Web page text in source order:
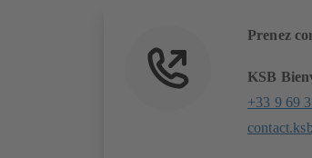
Prenez
KSB
+33 9 69